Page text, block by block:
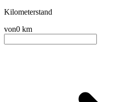
Kilometerstand
von0 km